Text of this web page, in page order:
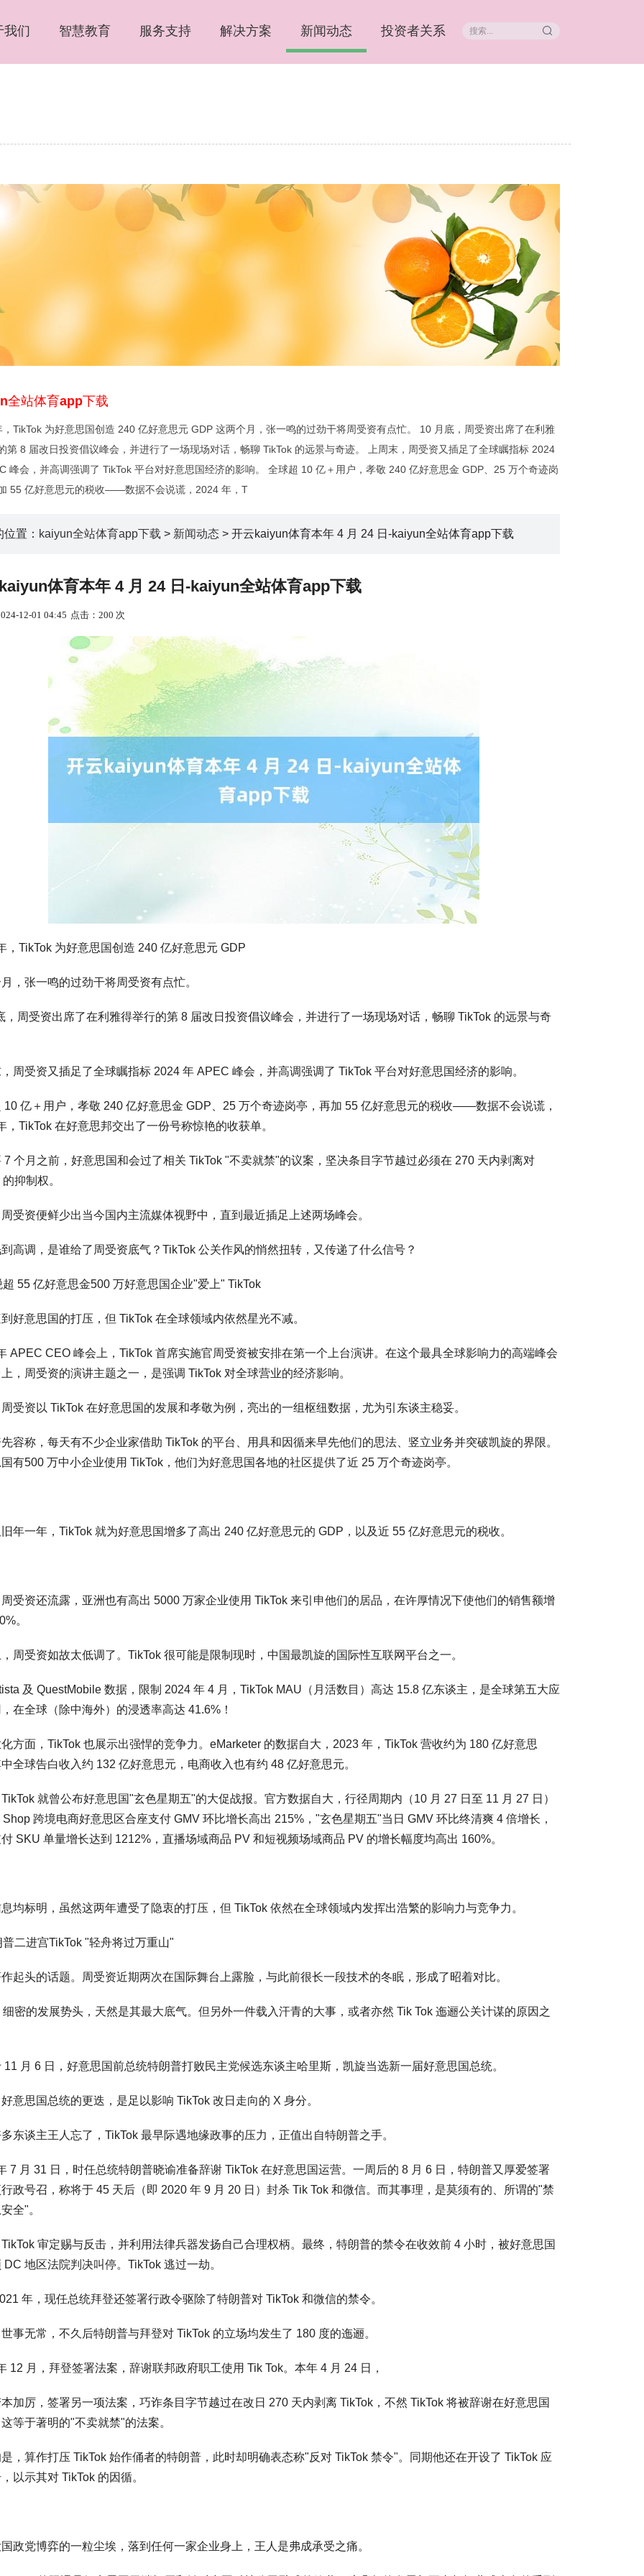
我们 智慧教育 服务支持 解决方案 新闻动态 投资者关系
全站体育app下载
TikTok 为好意思国创造 240 亿好意思元 GDP 这两个月，张一鸣的过劲干将周受资有点忙。 10 月底，周受资出席了在利雅
第 8 届改日投资倡议峰会，并进行了一场现场对话，畅聊 TikTok 的远景与奇迹。 上周末，周受资又插足了全球瞩指标 2024
峰会，并高调强调了 TikTok 平台对好意思国经济的影响。 全球超 10 亿＋用户，孝敬 240 亿好意思金 GDP、25 万个奇迹岗
55 亿好意思元的税收——数据不会说谎，2024 年，T
位置： kaiyun全站体育app下载 > 新闻动态 > 开云kaiyun体育本年 4 月 24 日-kaiyun全站体育app下载
体育本年 4 月 24 日-kaiyun全站体育app下载
12-01 04:45 点击：200 次
，TikTok 为好意思国创造 240 亿好意思元 GDP
，张一鸣的过劲干将周受资有点忙。
，周受资出席了在利雅得举行的第 8 届改日投资倡议峰会，并进行了一场现场对话，畅聊 TikTok 的远景与奇
周受资又插足了全球瞩指标 2024 年 APEC 峰会，并高调强调了 TikTok 平台对好意思国经济的影响。
10 亿＋用户，孝敬 240 亿好意思金 GDP、25 万个奇迹岗亭，再加 55 亿好意思元的税收——数据不会说谎，
，TikTok 在好意思邦交出了一份号称惊艳的收获单。
7 个月之前，好意思国和会过了相关 TikTok "不卖就禁"的议案，坚决条目字节越过必须在 270 天内剥离对
抑制权。
受资便鲜少出当今国内主流媒体视野中，直到最近插足上述两场峰会。
高调，是谁给了周受资底气？TikTok 公关作风的悄然扭转，又传递了什么信号？
55 亿好意思金500 万好意思国企业"爱上" TikTok
好意思国的打压，但 TikTok 在全球领域内依然星光不减。
APEC CEO 峰会上，TikTok 首席实施官周受资被安排在第一个上台演讲。在这个最具全球影响力的高端峰会
，周受资的演讲主题之一，是强调 TikTok 对全球营业的经济影响。
受资以 TikTok 在好意思国的发展和孝敬为例，亮出的一组枢纽数据，尤为引东谈主稳妥。
容称，每天有不少企业家借助 TikTok 的平台、用具和因循来早先他们的思法、竖立业务并突破凯旋的界限。
有500 万中小企业使用 TikTok，他们为好意思国各地的社区提供了近 25 万个奇迹岗亭。
年一年，TikTok 就为好意思国增多了高出 240 亿好意思元的 GDP，以及近 55 亿好意思元的税收。
受资还流露，亚洲也有高出 5000 万家企业使用 TikTok 来引申他们的居品，在许厚情况下使他们的销售额增
。
周受资如故太低调了。TikTok 很可能是限制现时，中国最凯旋的国际性互联网平台之一。
及 QuestMobile 数据，限制 2024 年 4 月，TikTok MAU（月活数目）高达 15.8 亿东谈主，是全球第五大应
在全球（除中海外）的浸透率高达 41.6%！
方面，TikTok 也展示出强悍的竞争力。eMarketer 的数据自大，2023 年，TikTok 营收约为 180 亿好意思
全球告白收入约 132 亿好意思元，电商收入也有约 48 亿好意思元。
就曾公布好意思国"玄色星期五"的大促战报。官方数据自大，行径周期内（10 月 27 日至 11 月 27 日）
Shop 跨境电商好意思区合座支付 GMV 环比增长高出 215%，"玄色星期五"当日 GMV 环比终清爽 4 倍增长，
SKU 单量增长达到 1212%，直播场域商品 PV 和短视频场域商品 PV 的增长幅度均高出 160%。
均标明，虽然这两年遭受了隐衷的打压，但 TikTok 依然在全球领域内发挥出浩繁的影响力与竞争力。
二进宫TikTok "轻舟将过万重山"
起头的话题。周受资近期两次在国际舞台上露脸，与此前很长一段技术的冬眠，形成了昭着对比。
细密的发展势头，天然是其最大底气。但另外一件载入汗青的大事，或者亦然 Tik Tok 迤逦公关计谋的原因之
11 月 6 日，好意思国前总统特朗普打败民主党候选东谈主哈里斯，凯旋当选新一届好意思国总统。
意思国总统的更迭，是足以影响 TikTok 改日走向的 X 身分。
东谈主王人忘了，TikTok 最早际遇地缘政事的压力，正值出自特朗普之手。
7 月 31 日，时任总统特朗普晓谕准备辞谢 TikTok 在好意思国运营。一周后的 8 月 6 日，特朗普又厚爱签署
政号召，称将于 45 天后（即 2020 年 9 月 20 日）封杀 Tik Tok 和微信。而其事理，是莫须有的、所谓的"禁
全"。
审定赐与反击，并利用法律兵器发扬自己合理权柄。最终，特朗普的禁令在收效前 4 小时，被好意思国
DC 地区法院判决叫停。TikTok 逃过一劫。
年，现任总统拜登还签署行政令驱除了特朗普对 TikTok 和微信的禁令。
事无常，不久后特朗普与拜登对 TikTok 的立场均发生了 180 度的迤逦。
12 月，拜登签署法案，辞谢联邦政府职工使用 Tik Tok。本年 4 月 24 日，
加厉，签署另一项法案，巧诈条目字节越过在改日 270 天内剥离 TikTok，不然 TikTok 将被辞谢在好意思国
等于著明的"不卖就禁"的法案。
，算作打压 TikTok 始作俑者的特朗普，此时却明确表态称"反对 TikTok 禁令"。同期他还在开设了 TikTok 应
以示其对 TikTok 的因循。
政党博弈的一粒尘埃，落到任何一家企业身上，王人是弗成承受之痛。